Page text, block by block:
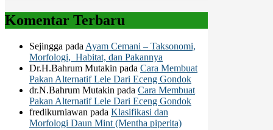
Komentar Terbaru
Sejingga pada Ayam Cemani – Taksonomi,
Morfologi, Habitat, dan Pakannya
Dr.H.Bahrum Mutakin pada Cara Membuat
Pakan Alternatif Lele Dari Eceng Gondok
dr.N.Bahrum Mutakin pada Cara Membuat
Pakan Alternatif Lele Dari Eceng Gondok
fredikurniawan pada Klasifikasi dan
Morfologi Daun Mint (Mentha piperita)